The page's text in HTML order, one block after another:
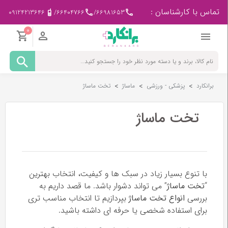
تماس با کارشناسان : 66981653
/
66404766
/
09124213646
0
مادر
کودک
پزشکی
در
لوازم
مصرفی
پزشکی
برانکارد > پزشکی - ورزشی > ماساژ > تخت ماساژ
تخت ماساژ
با تنوع بسیار زیاد در سبک ها و کیفیت، انتخاب بهترین
“تخت ماساژ” می تواند دشوار باشد. ما قصد داریم به
بررسی انواع تخت ماساژ بپردازیم تا انتخاب مناسب تری
برای استفاده شخصی یا حرفه ای داشته باشید.